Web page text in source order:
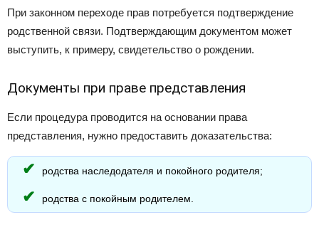
При законном переходе прав потребуется подтверждение
родственной связи. Подтверждающим документом может
выступить, к примеру, свидетельство о рождении.
Документы при праве представления
Если процедура проводится на основании права
представления, нужно предоставить доказательства:
родства наследодателя и покойного родителя;
родства с покойным родителем.